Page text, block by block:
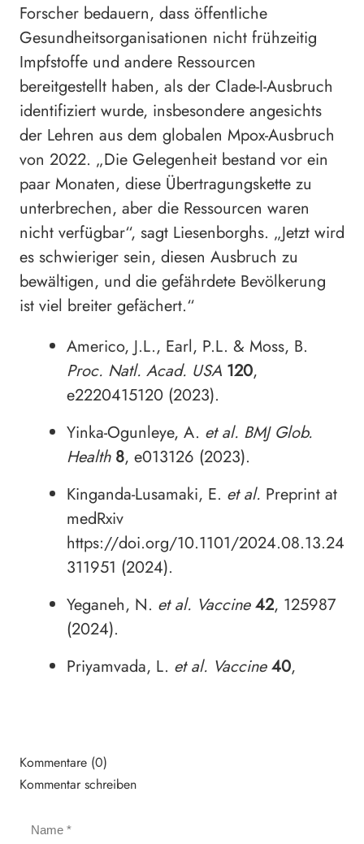
Forscher bedauern, dass öffentliche
Gesundheitsorganisationen nicht frühzeitig
Impfstoffe und andere Ressourcen
bereitgestellt haben, als der Clade-I-Ausbruch
identifiziert wurde, insbesondere angesichts
der Lehren aus dem globalen Mpox-Ausbruch
von 2022. „Die Gelegenheit bestand vor ein
paar Monaten, diese Übertragungskette zu
unterbrechen, aber die Ressourcen waren
nicht verfügbar“, sagt Liesenborghs. „Jetzt wird
es schwieriger sein, diesen Ausbruch zu
bewältigen, und die gefährdete Bevölkerung
ist viel breiter gefächert.“
Americo, J.L., Earl, P.L. & Moss, B.
Proc. Natl. Acad. USA 120,
e2220415120 (2023).
Yinka-Ogunleye, A. et al. BMJ Glob.
Health 8, e013126 (2023).
Kinganda-Lusamaki, E. et al. Preprint at
medRxiv
https://doi.org/10.1101/2024.08.13.24
311951 (2024).
Yeganeh, N. et al. Vaccine 42, 125987
(2024).
Priyamvada, L. et al. Vaccine 40,
Kommentare (0)
Kommentar schreiben